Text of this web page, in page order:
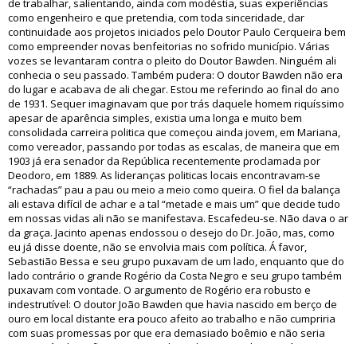
de trabalhar, salientando, ainda com modéstia, suas experiências
como engenheiro e que pretendia, com toda sinceridade, dar
continuidade aos projetos iniciados pelo Doutor Paulo Cerqueira bem
como empreender novas benfeitorias no sofrido município. Várias
vozes se levantaram contra o pleito do Doutor Bawden. Ninguém ali
conhecia o seu passado. Também pudera: O doutor Bawden não era
do lugar e acabava de ali chegar. Estou me referindo ao final do ano
de 1931. Sequer imaginavam que por trás daquele homem riquíssimo
apesar de aparência simples, existia uma longa e muito bem
consolidada carreira politica que começou ainda jovem, em Mariana,
como vereador, passando por todas as escalas, de maneira que em
1903 já era senador da República recentemente proclamada por
Deodoro, em 1889. As lideranças politicas locais encontravam-se
“rachadas” pau a pau ou meio a meio como queira. O fiel da balança
ali estava difícil de achar e a tal “metade e mais um” que decide tudo
em nossas vidas ali não se manifestava. Escafedeu-se. Não dava o ar
da graça. Jacinto apenas endossou o desejo do Dr. João, mas, como
eu já disse doente, não se envolvia mais com política. Á favor,
Sebastião Bessa e seu grupo puxavam de um lado, enquanto que do
lado contrário o grande Rogério da Costa Negro e seu grupo também
puxavam com vontade. O argumento de Rogério era robusto e
indestrutível: O doutor João Bawden que havia nascido em berço de
ouro em local distante era pouco afeito ao trabalho e não cumpriria
com suas promessas por que era demasiado boêmio e não seria